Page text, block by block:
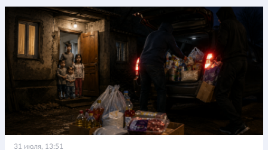
31 июля, 13:51